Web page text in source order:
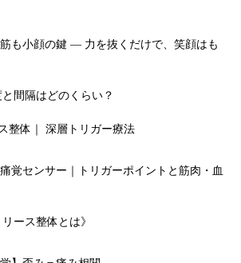
も小顔の鍵 — 力を抜くだけで、笑顔はも
間隔はどのくらい？
整体｜ 深層トリガー療法
覚センサー｜トリガーポイントと筋肉・血
ース整体とは》